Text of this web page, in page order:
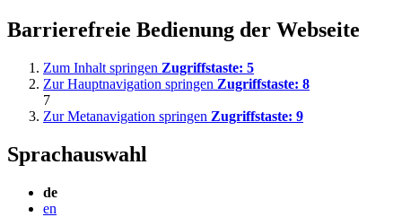
Barrierefreie Bedienung der Webseite
Zum Inhalt springen Zugriffstaste: 5
Zur Hauptnavigation springen Zugriffstaste: 8
7
Zur Metanavigation springen Zugriffstaste: 9
Sprachauswahl
de
en